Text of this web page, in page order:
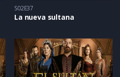
S02E37
La nueva sultana